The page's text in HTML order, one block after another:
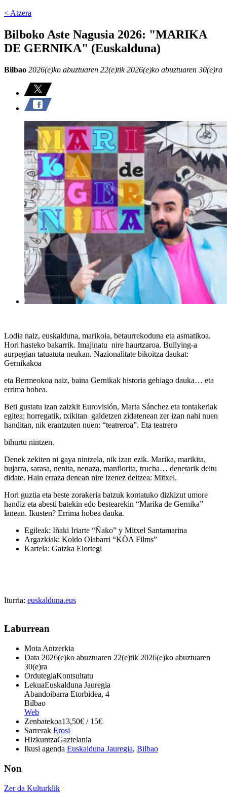
< Atzera
Bilboko Aste Nagusia 2026: "MARIKA
DE GERNIKA" (Euskalduna)
Bilbao 2026(e)ko abuztuaren 22(e)tik 2026(e)ko abuztuaren 30(e)ra
Lodia naiz, euskalduna, marikoia, betaurrekoduna eta asmatikoa.
Hori hasteko bakarrik. Imajinatu nire haurtzaroa. Bullying-a
aurpegian tatuatuta neukan. Nazionalitate bikoitza daukat:
Gernikakoa
eta Bermeokoa naiz, baina Gernikak historia gehiago dauka… eta
errima hobea.
Beti gustatu izan zaizkit Eurovisión, Marta Sánchez eta tontakeriak
egitea; horregatik, txikitan galdetzen zidatenean zer izan nahi nuen
handitan, nik erantzuten nuen: “teatreroa”. Eta teatrero
bihurtu nintzen.
Denek zekiten ni gaya nintzela, nik izan ezik. Marika, marikita,
bujarra, sarasa, nenita, nenaza, manflorita, trucha… denetarik deitu
didate. Hain erraza denean nire izenez deitzea: Mitxel.
Hori guztia eta beste zorakeria batzuk kontatuko dizkizut umore
handiz eta abesti batekin edo bestearekin “Marika de Gernika”
lanean. Ikusten? Errima hobea dauka.
Egileak: Iñaki Iriarte “Ñako” y Mitxel Santamarina
Argazkiak: Koldo Olabarri “KÖA Films”
Kartela: Gaizka Elortegi
Iturria: euskalduna.eus
Laburrean
Mota Antzerkia
Data 2026(e)ko abuztuaren 22(e)tik 2026(e)ko abuztuaren
30(e)ra
OrdutegiaKontsultatu
LekuaEuskalduna Jauregia
Abandoibarra Etorbidea, 4
Bilbao
Web
Zenbatekoa13,50€ / 15€
Sarrerak Erosi
HizkuntzaGaztelania
Ikusi agenda Euskalduna Jauregia, Bilbao
Non
Zer da Kulturklik